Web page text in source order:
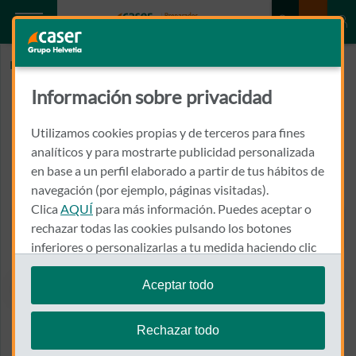
Inicio GONZALEZ ZORNOZA, JOSE MANUEL
GONZALEZ ZORNOZA, JOSE
MANUEL
RAMON Y CAJAL Nº 12, BAJO
46980 - PATERNA
961 382 690
Llamar a GONZALEZ
Ver el mapa en Google Maps
Información sobre privacidad
Utilizamos cookies propias y de terceros para fines
analíticos y para mostrarte publicidad personalizada
en base a un perfil elaborado a partir de tus hábitos de
navegación (por ejemplo, páginas visitadas).
Clica AQUÍ para más información. Puedes aceptar o
rechazar todas las cookies pulsando los botones
inferiores o personalizarlas a tu medida haciendo clic
en"configurar cookies".
Te recordamos que puedes modificar tus ajustes de
cookies en cualquier momento en la sección
Aceptar todo
Rechazar todo